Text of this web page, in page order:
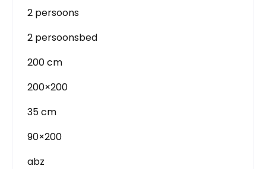
2 persoons
2 persoonsbed
200 cm
200×200
35 cm
90×200
abz